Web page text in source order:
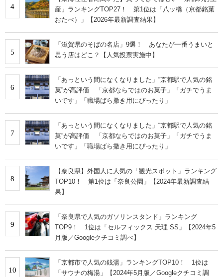
4
産」ランキングTOP27！ 第1位は「八ッ橋（京都銘菓
おたべ）」【2026年最新調査結果】
5
「滋賀県のそばの名店」9選！ あなたが一番うまいと
思う店はどこ？【人気投票実施中】
6
「あっという間になくなりました」“京都駅で人気の銘
菓”が高評価 「京都ならではのお菓子」「ガチでうま
いです」「職場ばら撒き用にぴったり」
7
「あっという間になくなりました」“京都駅で人気の銘
菓”が高評価 「京都ならではのお菓子」「ガチでうま
いです」「職場ばら撒き用にぴったり」
8
【奈良県】外国人に人気の「観光スポット」ランキング
TOP10！ 第1位は「奈良公園」【2024年最新調査結
果】
9
「奈良県で人気のガソリンスタンド」ランキング
TOP9！ 1位は「セルフィックス 天理 SS」【2024年5
月版／Googleクチコミ調べ】
10
「京都市で人気の銭湯」ランキングTOP10！ 1位は
「サウナの梅湯」【2024年5月版／Googleクチコミ調